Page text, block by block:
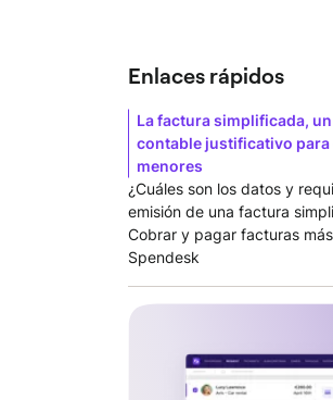
Enlaces rápidos
La factura simplificada,
contable justificativo para
menores
¿Cuáles son los datos y
emisión de una factura
Cobrar y pagar facturas
Spendesk